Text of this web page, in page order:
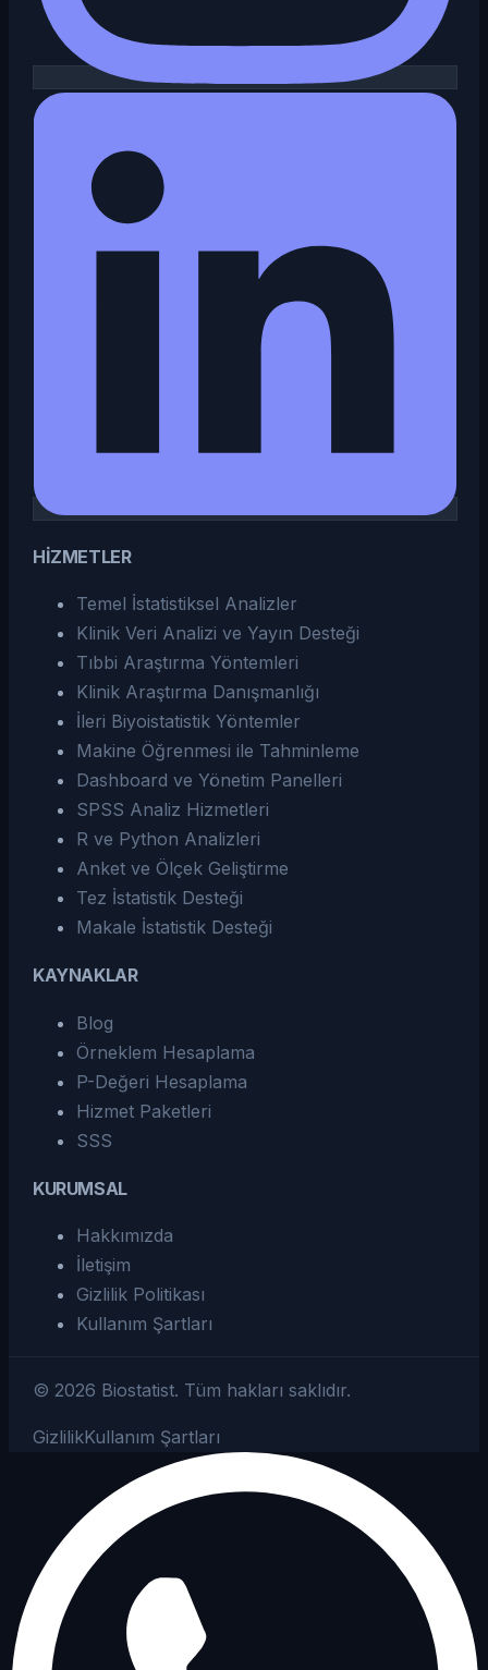
HİZMETLER
Temel İstatistiksel Analizler
Klinik Veri Analizi ve Yayın Desteği
Tıbbi Araştırma Yöntemleri
Klinik Araştırma Danışmanlığı
İleri Biyoistatistik Yöntemler
Makine Öğrenmesi ile Tahminleme
Dashboard ve Yönetim Panelleri
SPSS Analiz Hizmetleri
R ve Python Analizleri
Anket ve Ölçek Geliştirme
Tez İstatistik Desteği
Makale İstatistik Desteği
KAYNAKLAR
Blog
Örneklem Hesaplama
P-Değeri Hesaplama
Hizmet Paketleri
SSS
KURUMSAL
Hakkımızda
İletişim
Gizlilik Politikası
Kullanım Şartları
©2026 Biostatist. Tüm hakları saklıdır.
GizlilikKullanım Şartları